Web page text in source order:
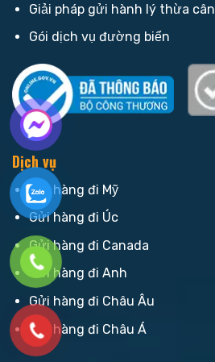
Giải pháp gửi hành lý thừa cân
Gói dịch vụ đường biển
Dịch vụ
Gửi hàng đi Mỹ
Gửi hàng đi Úc
Gửi hàng đi Canada
Gửi hàng đi Anh
Gửi hàng đi Châu Âu
Gửi hàng đi Châu Á